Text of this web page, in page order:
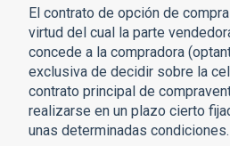
El contrato de opción de
virtud del cual la parte
concede a la compradora
exclusiva de decidir sobre la
contrato principal de
realizarse en un plazo cierto
unas determinadas condiciones.